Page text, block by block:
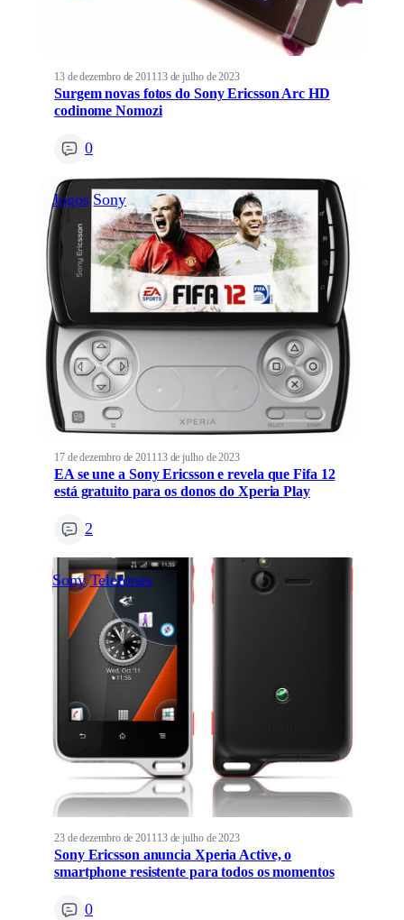
13 de dezembro de 2011 13 de julho de 2023
Surgem novas fotos do Sony Ericsson Arc HD
codinome Nomozi
0
Jogos Sony
17 de dezembro de 2011 13 de julho de 2023
EA se une a Sony Ericsson e revela que Fifa 12
está gratuito para os donos do Xperia Play
2
Sony Telefones
23 de dezembro de 2011 13 de julho de 2023
Sony Ericsson anuncia Xperia Active, o
smartphone resistente para todos os momentos
0